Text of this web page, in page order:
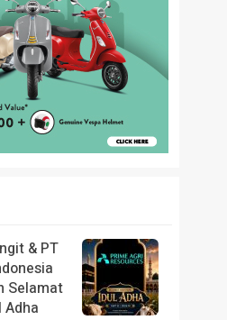
& PT
Selamat
Adha